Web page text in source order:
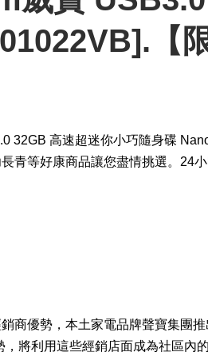
【
32GB 高速超迷你小巧隨身碟
青等好康商品讓您盡情挑選。24
商優勢，本土家電品牌聲寶集團
，將利用這些經銷店面成為社區內